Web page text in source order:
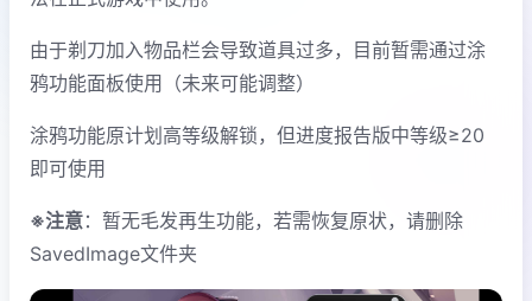
由于剃刀加入物品栏会导致道具过多，目前暂需通过涂
鸦功能面板使用（未来可能调整）
涂鸦功能原计划高等级解锁，但进度报告版中等级≥20
即可使用
※注意：暂无毛发再生功能，若需恢复原状，请删除
SavedImage文件夹